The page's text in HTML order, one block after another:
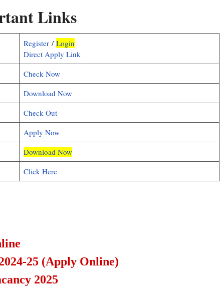
Links
Register / Login
Direct Apply Link
Check Now
Download Now
Check Out
Apply Now
Download Now
Click Here
25 (Apply Online)
2025